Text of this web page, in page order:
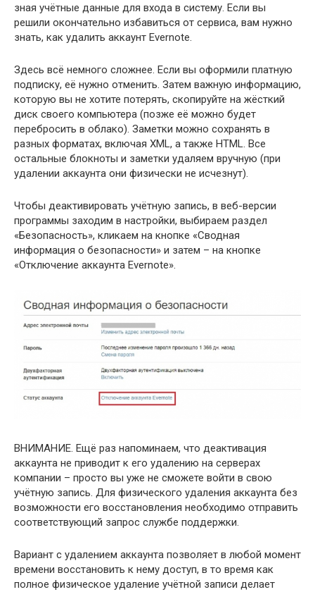
зная учётные данные для входа в систему. Если вы
решили окончательно избавиться от сервиса, вам нужно
знать, как удалить аккаунт Evernote.
Здесь всё немного сложнее. Если вы оформили платную
подписку, её нужно отменить. Затем важную информацию,
которую вы не хотите потерять, скопируйте на жёсткий
диск своего компьютера (позже её можно будет
перебросить в облако). Заметки можно сохранять в
разных форматах, включая XML, а также HTML. Все
остальные блокноты и заметки удаляем вручную (при
удалении аккаунта они физически не исчезнут).
Чтобы деактивировать учётную запись, в веб-версии
программы заходим в настройки, выбираем раздел
«Безопасность», кликаем на кнопке «Сводная
информация о безопасности» и затем – на кнопке
«Отключение аккаунта Evernote».
ВНИМАНИЕ. Ещё раз напоминаем, что деактивация
аккаунта не приводит к его удалению на серверах
компании – просто вы уже не сможете войти в свою
учётную запись. Для физического удаления аккаунта без
возможности его восстановления необходимо отправить
соответствующий запрос службе поддержки.
Вариант с удалением аккаунта позволяет в любой момент
времени восстановить к нему доступ, в то время как
полное физическое удаление учётной записи делает